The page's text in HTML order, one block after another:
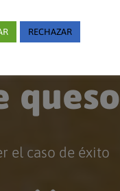
queso
el caso de éxito
RECHAZAR